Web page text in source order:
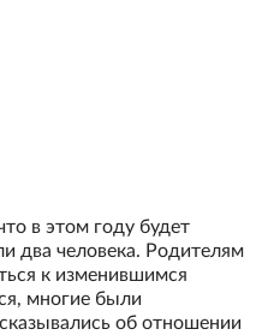
в этом году будет
два человека. Родителям
к изменившимся
многие были
об отношении